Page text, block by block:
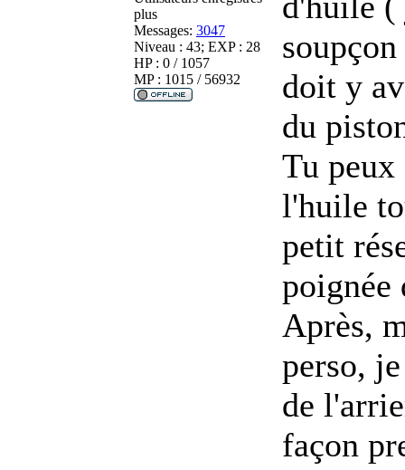
plus
Messages: 3047
Niveau : 43; EXP : 28
HP : 0 / 1057
MP : 1015 / 56932
doit y
du
Tu peux
l'huile
petit
Après,
perso,
de
façon